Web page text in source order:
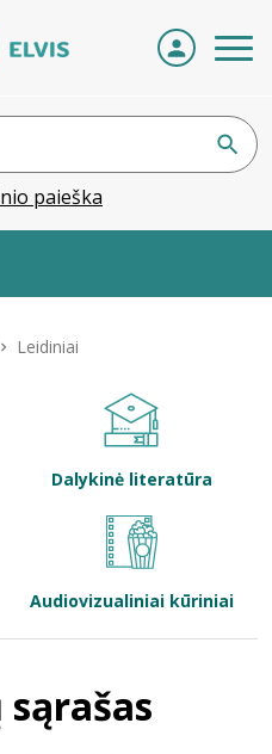
paieška
Leidiniai
Dalykinė literatūra
Audiovizualiniai kūriniai